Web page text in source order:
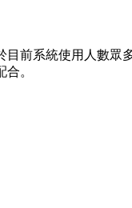
目前系統使用人數眾
。